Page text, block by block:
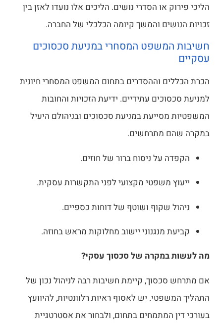
הליכי פירוק או הסדרי נושים. הליכים אלו נועדו לאזן בין
זכויות הנושים והמשך קיומה הכלכלי של החברה.
חשיבות המשפט המסחרי במניעת סכסוכים
עסקיים
הכרת הכללים וההסדרים בתחום המשפט המסחרי חיונית
למניעת סכסוכים עתידיים. ידיעת הזכויות והחובות
המשפטיות מסייעת במניעת סכסוכים ובניהולם היעיל
במקרה שהם מתרחשים.
הקפדה על ניסוח ברור של חוזים.
ייעוץ משפטי מקצועי לפני התקשרות עסקית.
ניהול שקוף ושוטף של דוחות כספיים.
קביעת מנגנוני יישוב מחלוקות מראש בחוזה.
מה לעשות במקרה של סכסוך עסקי?
אם מתרחש סכסוך, קיימת חשיבות רבה לניהול נכון של
התהליך המשפטי. יש לאסוף ראיות רלוונטיות, להיוועץ
בעורכי דין המתמחים בתחום, ולבחור את אסטרטגיית